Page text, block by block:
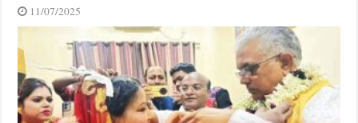
11/07/2025